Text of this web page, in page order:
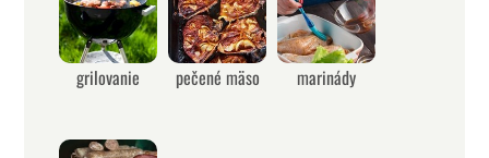
grilovanie pečené mäso marinády